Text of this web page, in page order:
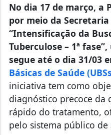
No dia 17 de março, a
por meio da
“Intensificação da
Tuberculose – 1ª
segue até o dia 31/03
Básicas de Saúde
iniciativa tem como
diagnóstico precoce da
rápido do tratamento,
pelo sistema público de